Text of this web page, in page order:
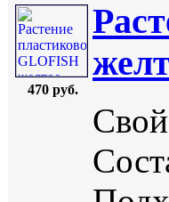
470 руб.